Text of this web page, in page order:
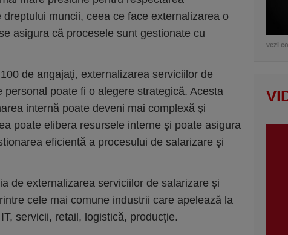
muncii, ceea ce face externalizarea o
asigura că procesele sunt gestionate cu
de angajaţi, externalizarea serviciilor de
personal poate fi o alegere strategică. Acesta
internă poate deveni mai complexă şi
poate elibera resursele interne şi poate asigura
eficientă a procesului de salarizare şi
de externalizarea serviciilor de salarizare şi
cele mai comune industrii care apelează la
servicii, retail, logistică, producţie.
vezi